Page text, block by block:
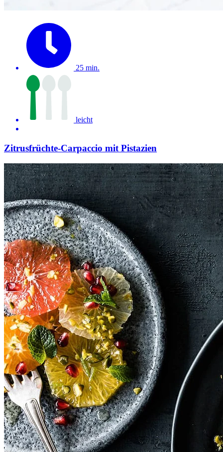
25 min.
leicht
Zitrusfrüchte-Carpaccio mit Pistazien